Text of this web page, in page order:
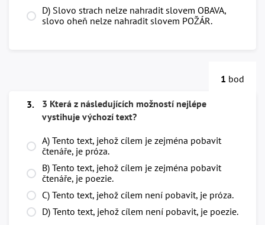
D) Slovo strach nelze nahradit slovem OBAVA,
slovo oheň nelze nahradit slovem POŽÁR.
1 bod
3.
3 Která z následujících možností nejlépe
vystihuje výchozí text?
A) Tento text, jehož cílem je zejména pobavit
čtenáře, je próza.
B) Tento text, jehož cílem je zejména pobavit
čtenáře, je poezie.
C) Tento text, jehož cílem není pobavit, je próza.
D) Tento text, jehož cílem není pobavit, je poezie.